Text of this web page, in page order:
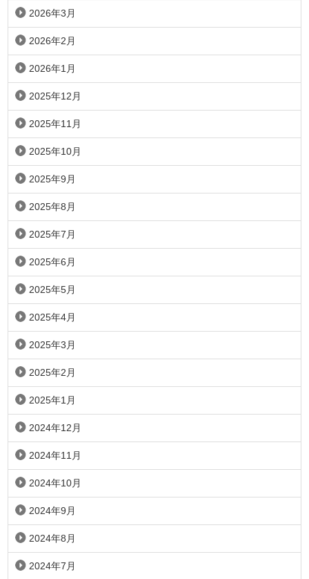
2026年3月
2026年2月
2026年1月
2025年12月
2025年11月
2025年10月
2025年9月
2025年8月
2025年7月
2025年6月
2025年5月
2025年4月
2025年3月
2025年2月
2025年1月
2024年12月
2024年11月
2024年10月
2024年9月
2024年8月
2024年7月